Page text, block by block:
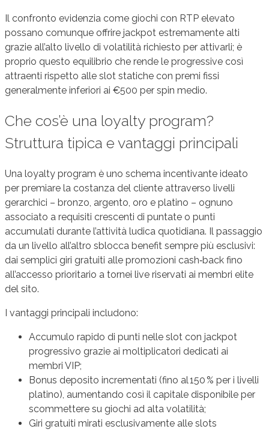
Il confronto evidenzia come giochi con RTP elevato
possano comunque offrire jackpot estremamente alti
grazie all’alto livello di volatilità richiesto per attivarli; è
proprio questo equilibrio che rende le progressive così
attraenti rispetto alle slot statiche con premi fissi
generalmente inferiori ai €500 per spin medio.
Che cos’è una loyalty program?
Struttura tipica e vantaggi principali
Una loyalty program è uno schema incentivante ideato
per premiare la costanza del cliente attraverso livelli
gerarchici – bronzo, argento, oro e platino – ognuno
associato a requisiti crescenti di puntate o punti
accumulati durante l’attività ludica quotidiana. Il passaggio
da un livello all’altro sblocca benefit sempre più esclusivi:
dai semplici giri gratuiti alle promozioni cash‑back fino
all’accesso prioritario a tornei live riservati ai membri elite
del sito.
I vantaggi principali includono:
Accumulo rapido di punti nelle slot con jackpot
progressivo grazie ai moltiplicatori dedicati ai
membri VIP;
Bonus deposito incrementati (fino al 150 % per i livelli
platino), aumentando così il capitale disponibile per
scommettere su giochi ad alta volatilità;
Giri gratuiti mirati esclusivamente alle slots